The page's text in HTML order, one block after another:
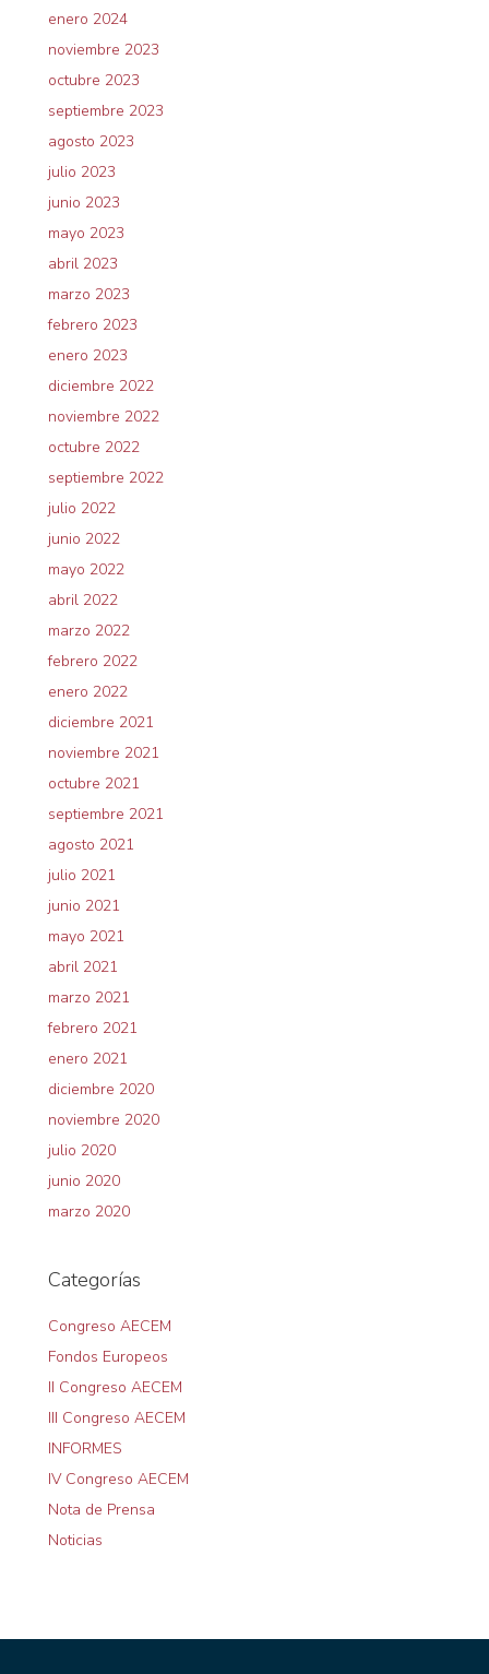
enero 2024
noviembre 2023
octubre 2023
septiembre 2023
agosto 2023
julio 2023
junio 2023
mayo 2023
abril 2023
marzo 2023
febrero 2023
enero 2023
diciembre 2022
noviembre 2022
octubre 2022
septiembre 2022
julio 2022
junio 2022
mayo 2022
abril 2022
marzo 2022
febrero 2022
enero 2022
diciembre 2021
noviembre 2021
octubre 2021
septiembre 2021
agosto 2021
julio 2021
junio 2021
mayo 2021
abril 2021
marzo 2021
febrero 2021
enero 2021
diciembre 2020
noviembre 2020
julio 2020
junio 2020
marzo 2020
Categorías
Congreso AECEM
Fondos Europeos
II Congreso AECEM
III Congreso AECEM
INFORMES
IV Congreso AECEM
Nota de Prensa
Noticias